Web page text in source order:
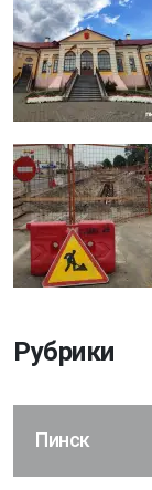
Рубрики
Пинск